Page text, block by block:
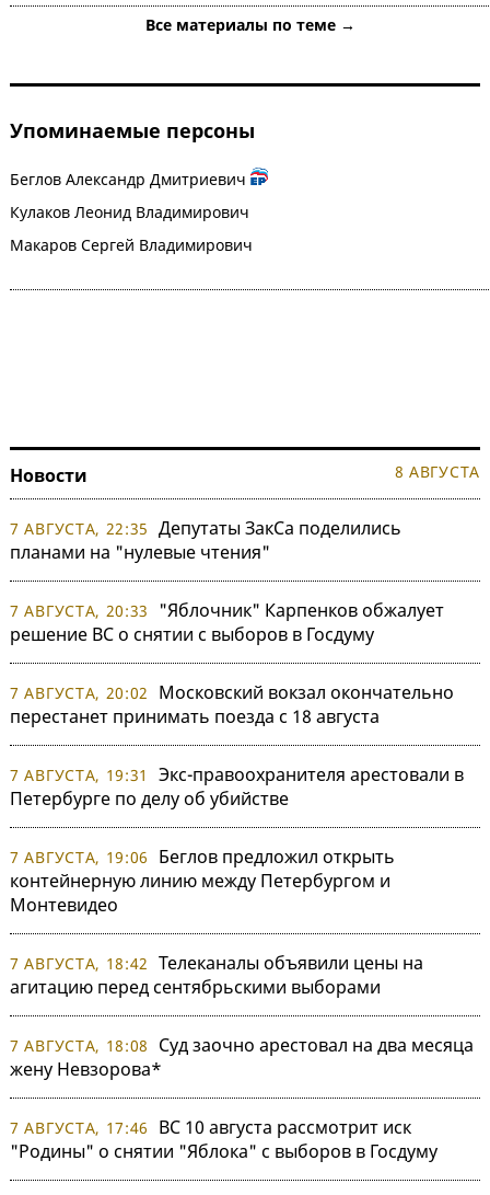
Все материалы по теме →
Упоминаемые персоны
Беглов Александр Дмитриевич
Кулаков Леонид Владимирович
Макаров Сергей Владимирович
Новости 8 АВГУСТА
7 АВГУСТА, 22:35 Депутаты ЗакСа поделились
планами на "нулевые чтения"
7 АВГУСТА, 20:33
"Яблочник" Карпенков обжалует
решение ВС о снятии с выборов в Госдуму
7 АВГУСТА, 20:02
Московский вокзал окончательно
перестанет принимать поезда с 18 августа
7 АВГУСТА, 19:31
Экс-правоохранителя арестовали в
Петербурге по делу об убийстве
7 АВГУСТА, 19:06
Беглов предложил открыть
контейнерную линию между Петербургом и
Монтевидео
7 АВГУСТА, 18:42 Телеканалы объявили цены на
агитацию перед сентябрьскими выборами
7 АВГУСТА, 18:08
Суд заочно арестовал на два месяца
жену Невзорова*
7 АВГУСТА, 17:46
ВС 10 августа рассмотрит иск
"Родины" о снятии "Яблока" с выборов в Госдуму